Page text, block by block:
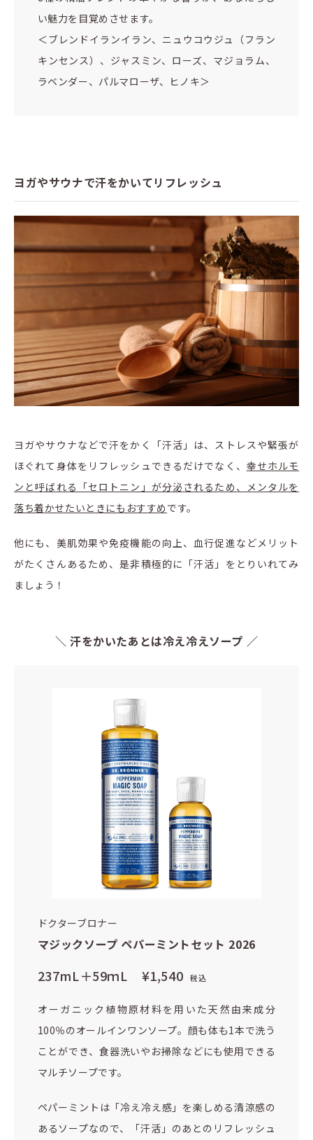
い魅力を目覚めさせます。
＜ブレンドイランイラン、ニュウコウジュ（フラン
キンセンス）、ジャスミン、ローズ、マジョラム、
ラベンダー、パルマローザ、ヒノキ＞
ヨガやサウナで汗をかいてリフレッシュ
ヨガやサウナなどで汗をかく「汗活」は、ストレスや緊張が
ほぐれて身体をリフレッシュできるだけでなく、 幸せホルモ
ンと呼ばれる「セロトニン」が分泌されるため、メンタルを
落ち着かせたいときにもおすすめ です。
他にも、美肌効果や免疫機能の向上、血行促進などメリット
がたくさんあるため、是非積極的に「汗活」をとりいれてみ
ましょう！
＼ 汗をかいたあとは冷え冷えソープ ／
ドクターブロナー
マジックソープ ペパーミントセット 2026
237mL＋59ｍL ¥1,540 税込
オーガニック植物原材料を用いた天然由来成分
100％のオールインワンソープ。顔も体も1本で洗う
ことができ、食器洗いやお掃除などにも使用できる
マルチソープです。
ペパーミントは「冷え冷え感」を楽しめる清涼感の
あるソープなので、「汗活」のあとのリフレッシュ